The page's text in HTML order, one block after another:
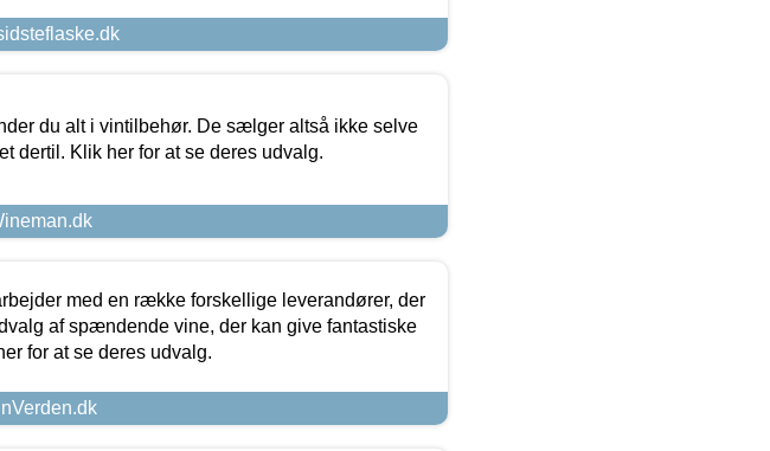
du alt i vintilbehør. De sælger altså ikke selve
dertil. Klik her for at se deres udvalg.
med en række forskellige leverandører, der
af spændende vine, der kan give fantastiske
for at se deres udvalg.